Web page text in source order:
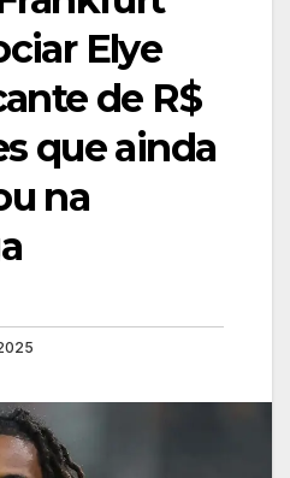
Elye
de R$
que ainda
na